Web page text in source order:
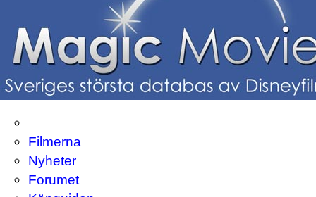
Filmerna
Nyheter
Forumet